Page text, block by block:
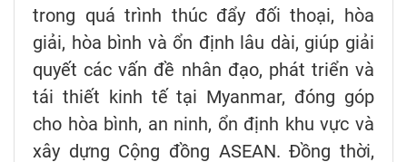
trong quá trình thúc đẩy đối thoại, hòa
giải, hòa bình và ổn định lâu dài, giúp giải
quyết các vấn đề nhân đạo, phát triển và
tái thiết kinh tế tại Myanmar, đóng góp
cho hòa bình, an ninh, ổn định khu vực và
xây dựng Cộng đồng ASEAN. Đồng thời,